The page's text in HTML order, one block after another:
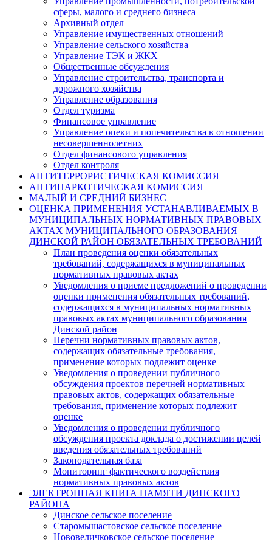
сферы, малого и среднего бизнеса
Архивный отдел
Управление имущественных отношений
Управление сельского хозяйства
Управление ТЭК и ЖКХ
Общественные обсуждения
Управление строительства, транспорта и
дорожного хозяйства
Управление образования
Отдел туризма
Финансовое управление
Управление опеки и попечительства в отношении
несовершеннолетних
Отдел финансового управления
Отдел контроля
АНТИТЕРРОРИСТИЧЕСКАЯ КОМИССИЯ
АНТИНАРКОТИЧЕСКАЯ КОМИССИЯ
МАЛЫЙ И СРЕДНИЙ БИЗНЕС
ОЦЕНКА ПРИМЕНЕНИЯ УСТАНАВЛИВАЕМЫХ В
МУНИЦИПАЛЬНЫХ НОРМАТИВНЫХ ПРАВОВЫХ
АКТАХ МУНИЦИПАЛЬНОГО ОБРАЗОВАНИЯ
ДИНСКОЙ РАЙОН ОБЯЗАТЕЛЬНЫХ ТРЕБОВАНИЙ
План проведения оценки обязательных
требований, содержащихся в муниципальных
нормативных правовых актах
Уведомления о приеме предложений о проведении
оценки применения обязательных требований,
содержащихся в муниципальных нормативных
правовых актах муниципального образования
Динской район
Перечни нормативных правовых актов,
содержащих обязательные требования,
применение которых подлежит оценке
Уведомления о проведении публичного
обсуждения проектов перечней нормативных
правовых актов, содержащих обязательные
требования, применение которых подлежит
оценке
Уведомления о проведении публичного
обсуждения проекта доклада о достижении целей
введения обязательных требований
Законодательная база
Мониторинг фактического воздействия
нормативных правовых актов
ЭЛЕКТРОННАЯ КНИГА ПАМЯТИ ДИНСКОГО
РАЙОНА
Динское сельское поселение
Старомышастовское сельское поселение
Нововеличковское сельское поселение